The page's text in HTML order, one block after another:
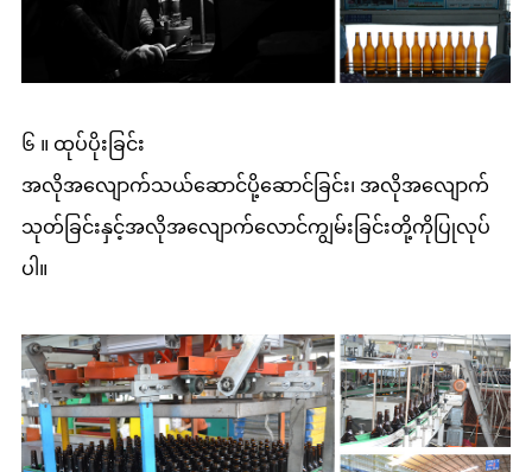
၆ ။ ထုပ်ပိုးခြင်း
အလိုအလျောက်သယ်ဆောင်ပို့ဆောင်ခြင်း၊ အလိုအလျောက်
သုတ်ခြင်းနှင့်အလိုအလျောက်လောင်ကျွမ်းခြင်းတို့ကိုပြုလုပ်
ပါ။